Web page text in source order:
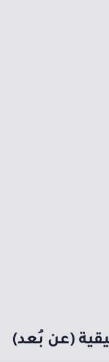
(عن بُعد)